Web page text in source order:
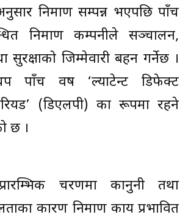
निर्माण सम्पन्न भएपछि पाँच
निर्माण कम्पनीले सञ्चालन,
सुरक्षाको जिम्मेवारी बहन गर्नेछ ।
पाँच वर्ष ‘ल्याटेन्ट डिफेक्ट
(डिएलपी) का रूपमा रहने
छ ।
चरणमा कानुनी तथा
कारण निर्माण कार्य प्रभावित